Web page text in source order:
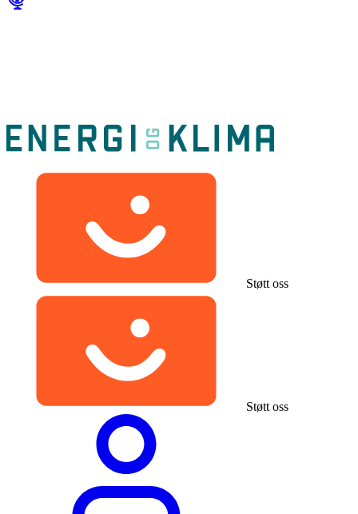
Støtt oss
Støtt oss